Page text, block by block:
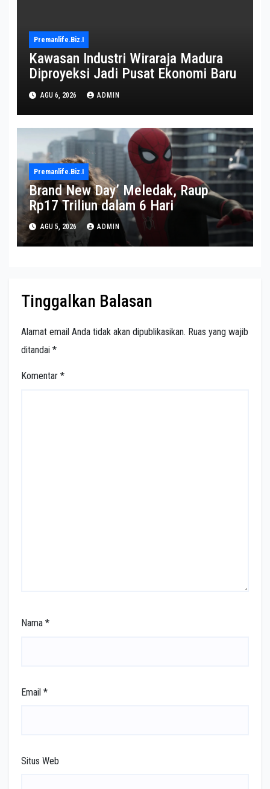
Premanlife.biz.i
Kawasan Industri Wiraraja Madura
Diproyeksi Jadi Pusat Ekonomi Baru
AGU 6, 2026 ADMIN
Premanlife.biz.i
Brand New Day’ Meledak, Raup
Rp17 Triliun dalam 6 Hari
AGU 5, 2026 ADMIN
Tinggalkan Balasan
Alamat email Anda tidak akan dipublikasikan. Ruas yang wajib
ditandai *
Komentar *
Nama *
Email *
Situs Web